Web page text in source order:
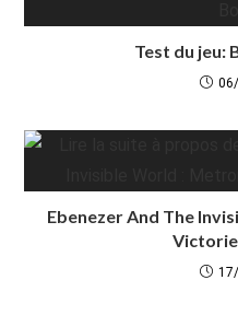
Test du jeu:
Ebenezer And The